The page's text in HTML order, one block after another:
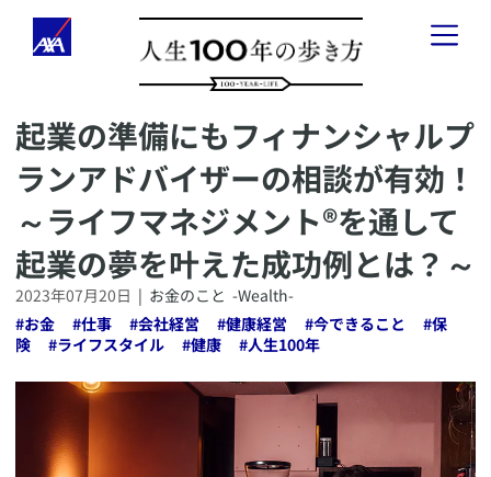
「人生100年の歩き方」とは
健康のこと- Health -
お金のこと Wealth -
会社経営のこと-Business-
​起業の準備にもフィナンシャルプ
ランアドバイザーの相談が有効！
～ライフマネジメント®を通して
起業の夢を叶えた成功例とは？～
2023年07月20日 | お金のこと -Wealth-
#お金 #仕事 #会社経営 #健康経営 #今できること #保
険
#ライフスタイル #健康 #人生100年